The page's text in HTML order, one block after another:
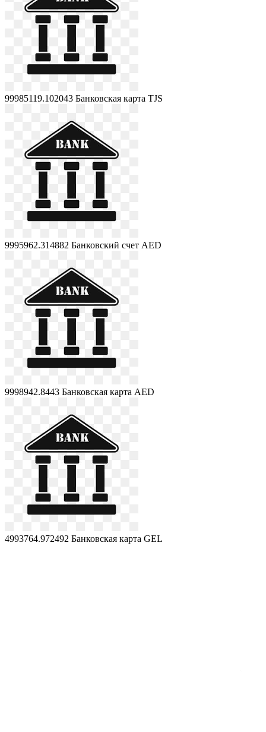
99985119.102043 Банковская карта TJS
9995962.314882 Банковский счет AED
9998942.8443 Банковская карта AED
4993764.972492 Банковская карта GEL